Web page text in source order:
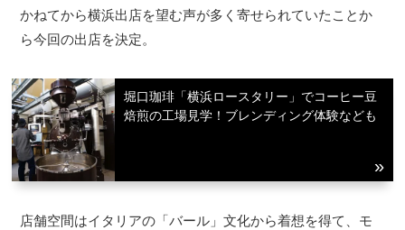
かねてから横浜出店を望む声が多く寄せられていたことか
ら今回の出店を決定。
堀口珈琲「横浜ロースタリー」でコーヒー豆
焙煎の工場見学！ブレンディング体験なども
店舗空間はイタリアの「バール」文化から着想を得て、モ